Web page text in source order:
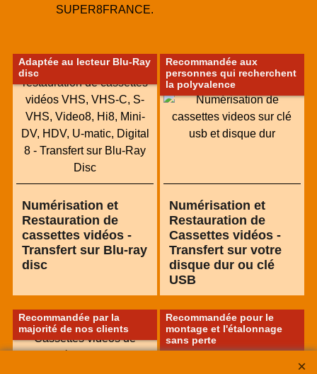
SUPER8FRANCE.
Adaptée au lecteur Blu-Ray
disc
Numérisation et
Restauration de
cassettes vidéos -
Transfert sur Blu-ray
disc
Recommandée aux
personnes qui recherchent
la polyvalence
Numérisation et
Restauration de
Cassettes vidéos -
Transfert sur votre
disque dur ou clé
USB
Recommandée par la
majorité de nos clients
Recommandée pour le
montage et l'étalonnage
sans perte